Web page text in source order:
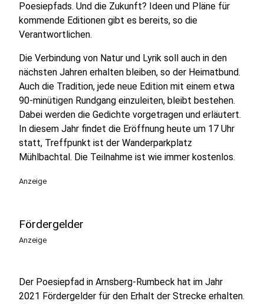
Poesiepfads. Und die Zukunft? Ideen und Pläne für
kommende Editionen gibt es bereits, so die
Verantwortlichen.
Die Verbindung von Natur und Lyrik soll auch in den
nächsten Jahren erhalten bleiben, so der Heimatbund.
Auch die Tradition, jede neue Edition mit einem etwa
90-minütigen Rundgang einzuleiten, bleibt bestehen.
Dabei werden die Gedichte vorgetragen und erläutert.
In diesem Jahr findet die Eröffnung heute um 17 Uhr
statt, Treffpunkt ist der Wanderparkplatz
Mühlbachtal. Die Teilnahme ist wie immer kostenlos.
Anzeige
Fördergelder
Anzeige
Der Poesiepfad in Arnsberg-Rumbeck hat im Jahr
2021 Fördergelder für den Erhalt der Strecke erhalten.